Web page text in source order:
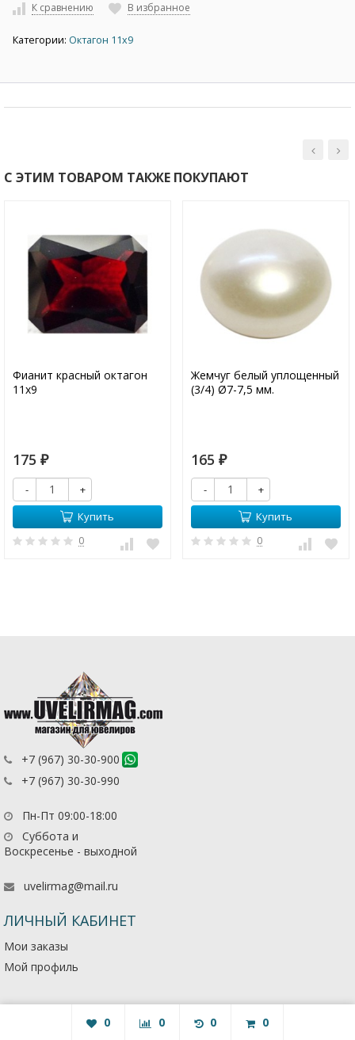
К сравнению В избранное
Категории: Октагон 11х9
С ЭТИМ ТОВАРОМ ТАКЖЕ ПОКУПАЮТ
Фианит красный октагон
11х9
175 ₽
-
+
Купить
0
Жемчуг белый уплощенный
(3/4) Ø7-7,5 мм.
165 ₽
-
+
Купить
0
+7 (967) 30-30-900
+7 (967) 30-30-990
Пн-Пт 09:00-18:00
Суббота и
Воскресенье - выходной
uvelirmag@mail.ru
ЛИЧНЫЙ КАБИНЕТ
Мои заказы
Мой профиль
0 0 0 0